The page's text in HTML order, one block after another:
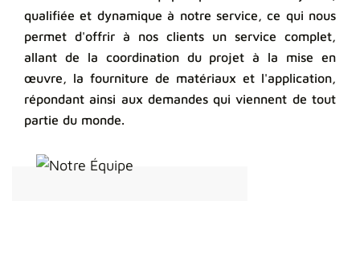
qualifiée et dynamique à notre service, ce qui nous
permet d'offrir à nos clients un service complet,
allant de la coordination du projet à la mise en
œuvre, la fourniture de matériaux et l'application,
répondant ainsi aux demandes qui viennent de tout
partie du monde.